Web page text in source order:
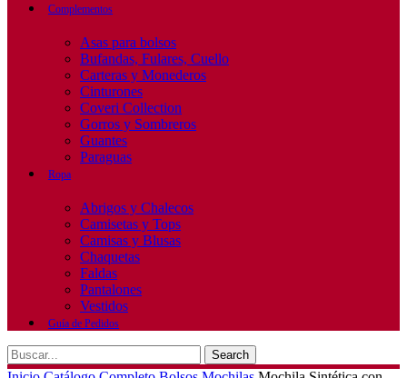
Complementos
Asas para bolsos
Bufandas, Fulares, Cuello
Carteras y Monederos
Cinturones
Coveri Collection
Gorros y Sombreros
Guantes
Paraguas
Ropa
Abrigos y Chalecos
Camisetas y Tops
Camisas y Blusas
Chaquetas
Faldas
Pantalones
Vestidos
Guía de Pedidos
Search